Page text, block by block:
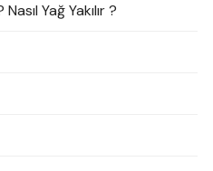
Yağ Yakılır ?